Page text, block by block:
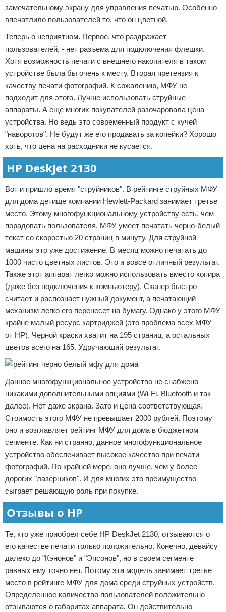
замечательному экрану для управления печатью. Особенно
впечатлило пользователей то, что он цветной.
Теперь о неприятном. Первое, что раздражает
пользователей, - нет разъема для подключения флешки.
Хотя возможность печати с внешнего накопителя в таком
устройстве была бы очень к месту. Вторая претензия к
качеству печати фотографий. К сожалению, МФУ не
подходит для этого. Лучше использовать струйные
аппараты. А еще многих покупателей разочаровала цена
устройства. Но ведь это современный продукт с кучей
"наворотов". Не будут же его продавать за копейки? Хорошо
хоть, что цена на расходники не кусается.
HP DeskJet 2130
Вот и пришло время "струйников". В рейтинге струйных МФУ
для дома детище компании Hewlett-Packard занимает третье
место. Этому многофункциональному устройству есть, чем
порадовать пользователя. МФУ умеет печатать черно-белый
текст со скоростью 20 страниц в минуту. Для струйной
машины это уже достижение. В месяц можно печатать до
1000 чисто цветных листов. Это и вовсе отличный результат.
Также этот аппарат легко можно использовать вместо копира
(даже без подключения к компьютеру). Сканер быстро
считает и распознает нужный документ, а печатающий
механизм легко его перенесет на бумагу. Однако у этого МФУ
крайне малый ресурс картриджей (это проблема всех МФУ
от НР). Черной краски хватит на 195 страниц, а остальных
цветов всего на 165. Удручающий результат.
Данное многофункциональное устройство не снабжено
никакими дополнительными опциями (Wi-Fi, Bluetooth и так
далее). Нет даже экрана. Зато и цена соответствующая.
Стоимость этого МФУ не превышает 2000 рублей. Поэтому
оно и возглавляет рейтинг МФУ для дома в бюджетном
сегменте. Как ни странно, данное многофункциональное
устройство обеспечивает высокое качество при печати
фотографий. По крайней мере, оно лучше, чем у более
дорогих "лазерников". И для многих это преимущество
сыграет решающую роль при покупке.
Отзывы о HP
Те, кто уже приобрел себе HP DeskJet 2130, отзываются о
его качестве печати только положительно. Конечно, девайсу
далеко до "Кэнонов" и "Эпсонов", но в своем сегменте
равных ему точно нет. Потому эта модель занимает третье
место в рейтинге МФУ для дома среди струйных устройств.
Определенное количество пользователей положительно
отзываются о габаритах аппарата. Он действительно